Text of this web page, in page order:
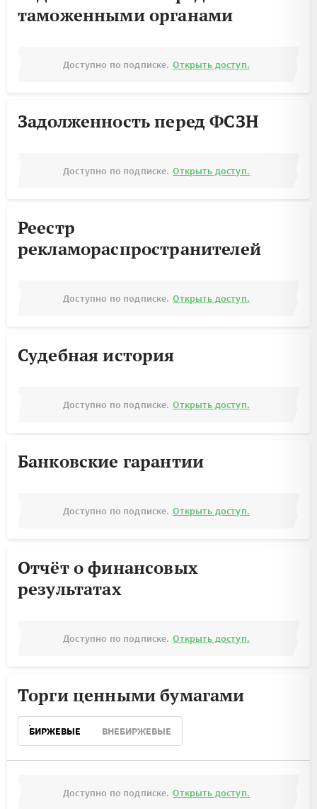
таможенными органами
Доступно по подписке. Открыть доступ.
Задолженность перед ФСЗН
Доступно по подписке. Открыть доступ.
Реестр
рекламораспространителей
Доступно по подписке. Открыть доступ.
Судебная история
Доступно по подписке. Открыть доступ.
Банковские гарантии
Доступно по подписке. Открыть доступ.
Отчёт о финансовых
результатах
Доступно по подписке. Открыть доступ.
Торги ценными бумагами
БИРЖЕВЫЕ ВНЕБИРЖЕВЫЕ
Доступно по подписке. Открыть доступ.